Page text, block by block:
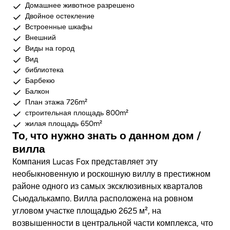
Домашнее животное разрешено
Двойное остекление
Встроенные шкафы
Внешний
Виды на город
Вид
библиотека
Барбекю
Балкон
План этажа 726m²
строительная площадь 800m²
жилая площадь 650m²
То, что нужно знать о данном дом /
вилла
Компания Lucas Fox представляет эту
необыкновенную и роскошную виллу в престижном
районе одного из самых эксклюзивных кварталов
Сьюдалькампо. Вилла расположена на ровном
угловом участке площадью 2625 м², на
возвышенности в центральной части комплекса, что